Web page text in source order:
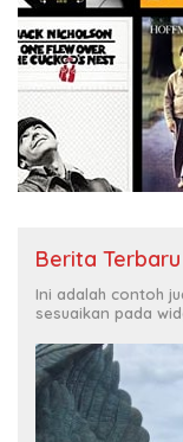
Berita Terbaru
Ini adalah contoh
sesuaikan pada